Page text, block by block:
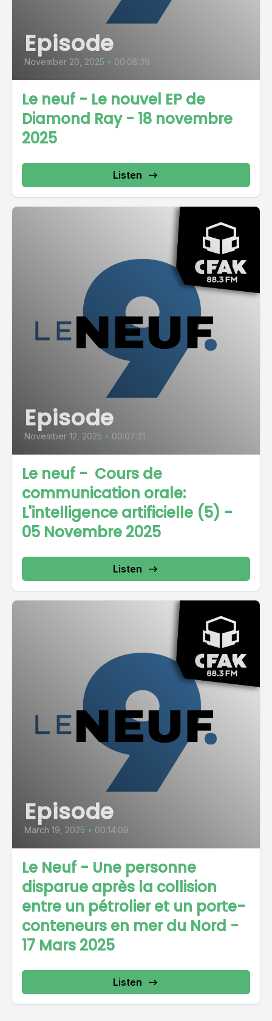
Episode
November 20, 2025 • 00:08:39
Le neuf - Le nouvel EP de
Diamond Ray - 18 novembre
2025
Listen
Episode
November 12, 2025 • 00:07:21
Le neuf - Cours de
communication orale:
L'intelligence artificielle (5) -
05 Novembre 2025
Listen
Episode
March 19, 2025 • 00:14:09
Le Neuf - Une personne
disparue après la collision
entre un pétrolier et un porte-
conteneurs en mer du Nord -
17 Mars 2025
Listen